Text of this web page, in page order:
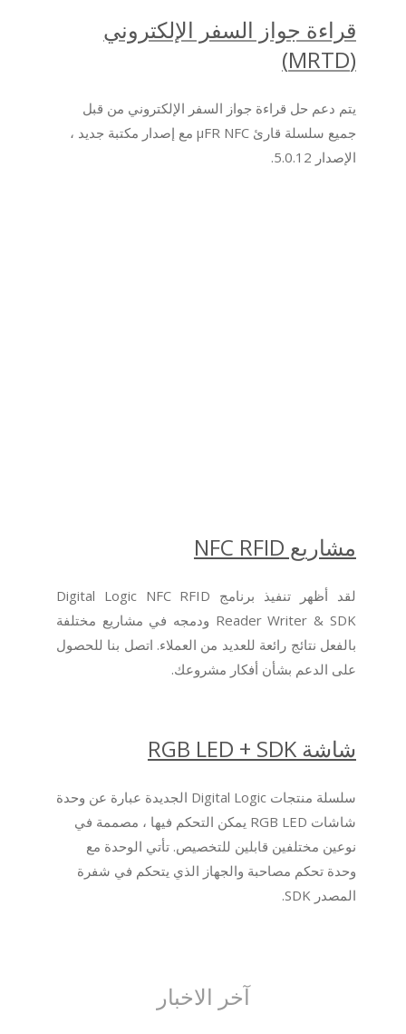
قراءة جواز السفر الإلكتروني
(MRTD)
يتم دعم حل قراءة جواز السفر الإلكتروني من قبل
جميع سلسلة قارئ μFR NFC مع إصدار مكتبة جديد ،
الإصدار 5.0.12.
مشاريع NFC RFID
لقد أظهر تنفيذ برنامج Digital Logic NFC RFID
Reader Writer & SDK ودمجه في مشاريع مختلفة
بالفعل نتائج رائعة للعديد من العملاء. اتصل بنا للحصول
على الدعم بشأن أفكار مشروعك.
شاشة RGB LED + SDK
سلسلة منتجات Digital Logic الجديدة عبارة عن وحدة
شاشات RGB LED يمكن التحكم فيها ، مصممة في
نوعين مختلفين قابلين للتخصيص. تأتي الوحدة مع
وحدة تحكم مصاحبة والجهاز الذي يتحكم في شفرة
المصدر SDK.
آخر الاخبار